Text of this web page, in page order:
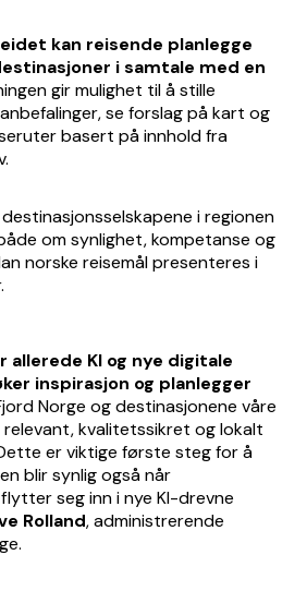
kan reisende planlegge
i samtale med en
gir mulighet til å stille
se forslag på kart og
basert på innhold fra
i regionen
om synlighet, kompetanse og
norske reisemål presenteres i
allerede KI og nye digitale
inspirasjon og planlegger
Norge og destinasjonene våre
kvalitetssikret og lokalt
er viktige første steg for å
blir synlig også når
seg inn i nye KI-drevne
Rolland, administrerende